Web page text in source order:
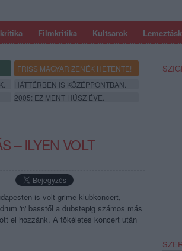
Filmkritika Kultsarok
FRISS MAGYAR ZENÉK HETENTE!
HÁTTÉRBEN IS KÖZÉPPONTBAN.
2005: EZ MENT HÚSZ ÉVE.
– ILYEN VOLT
is volt grime klubkoncert,
'n' basstől a dubstepig számos más
el hozzánk. A tökéletes koncert után